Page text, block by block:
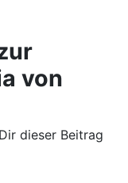
von
dieser Beitrag